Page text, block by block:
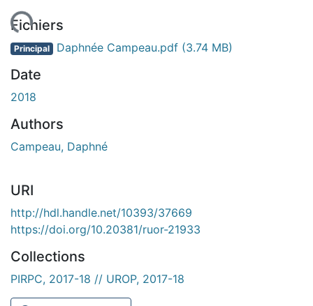
Fichiers
Principal Daphnée Campeau.pdf (3.74 MB)
Date
2018
Authors
Campeau, Daphné
URI
http://hdl.handle.net/10393/37669
https://doi.org/10.20381/ruor-21933
Collections
PIRPC, 2017-18 // UROP, 2017-18